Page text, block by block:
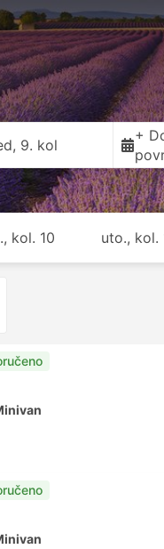
9. kol
+
kol. 10 uto., kol.